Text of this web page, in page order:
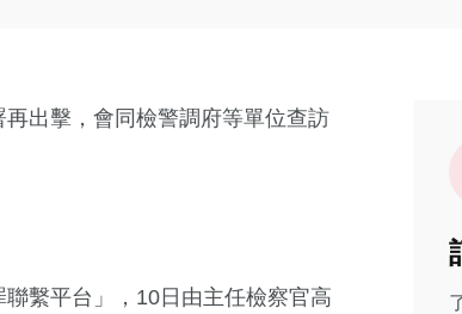
再出擊，會同檢警調府等單位查訪
繫平台」，10日由主任檢察官高